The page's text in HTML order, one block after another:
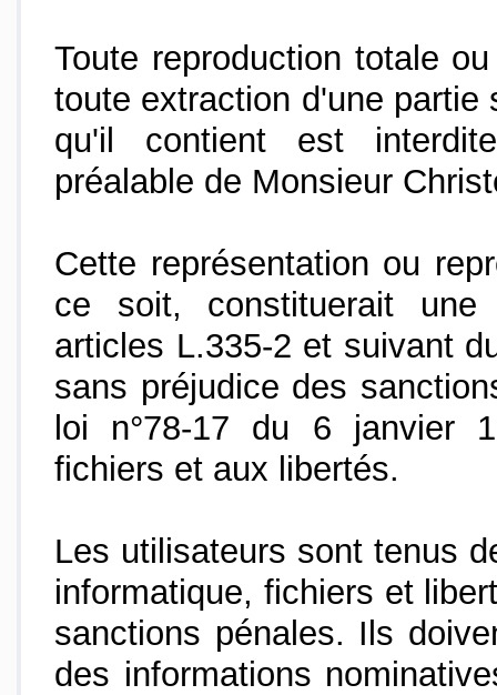
Toute reproduction totale
toute extraction d'une partie
qu'il contient est
préalable de Monsieur
Cette représentation ou
ce soit, constituerait une
articles L.335-2 et suivant
sans préjudice des
loi n°78-17 du 6 janvier
fichiers et aux libertés.
Les utilisateurs sont tenus
informatique, fichiers et
sanctions pénales. Ils
des informations